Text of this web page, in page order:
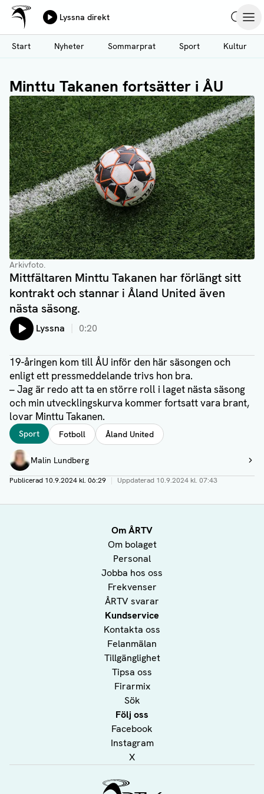
Hoppa
till
huvudinnehåll
Ålands Radio & TV
Lyssna direkt
Start
Nyheter Sommarprat Sport Kultur
Minttu Takanen fortsätter i ÅU
Arkivfoto.
Mittfältaren Minttu Takanen har förlängt sitt
kontrakt och stannar i Åland United även
nästa säsong.
Lyssna 0:20
19-åringen kom till ÅU inför den här säsongen och
enligt ett pressmeddelande trivs hon bra.
– Jag är redo att ta en större roll i laget nästa säsong
och min utvecklingskurva kommer fortsatt vara brant,
lovar Minttu Takanen.
Taggar
Sport Fotboll Åland United
Författare
Malin Lundberg
Visa profil
Publicerad 10.9.2024 kl. 06:29 | Uppdaterad 10.9.2024 kl. 07:43
Om ÅRTV
Om bolaget
Personal
Jobba hos oss
Frekvenser
ÅRTV svarar
Kundservice
Kontakta oss
Felanmälan
Tillgänglighet
Tipsa oss
Firarmix
Sök
Följ oss
Facebook
Instagram
X